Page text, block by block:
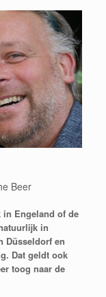
Beer
in Engeland of de
in
Düsseldorf en
Dat geldt ook
toog naar de